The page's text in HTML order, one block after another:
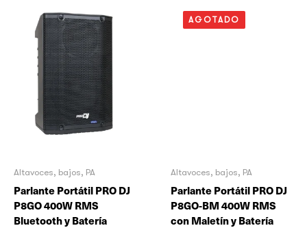
Altavoces, bajos, PA
Parlante Portátil PRO DJ
P8GO 400W RMS
Bluetooth y Batería
AGOTADO
Altavoces, bajos, PA
Parlante Portátil PRO DJ
P8GO-BM 400W RMS
con Maletín y Batería